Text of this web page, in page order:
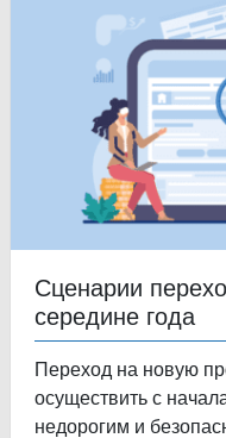
Сценарии
середине года
Переход на новую
осуществить с
недорогим и